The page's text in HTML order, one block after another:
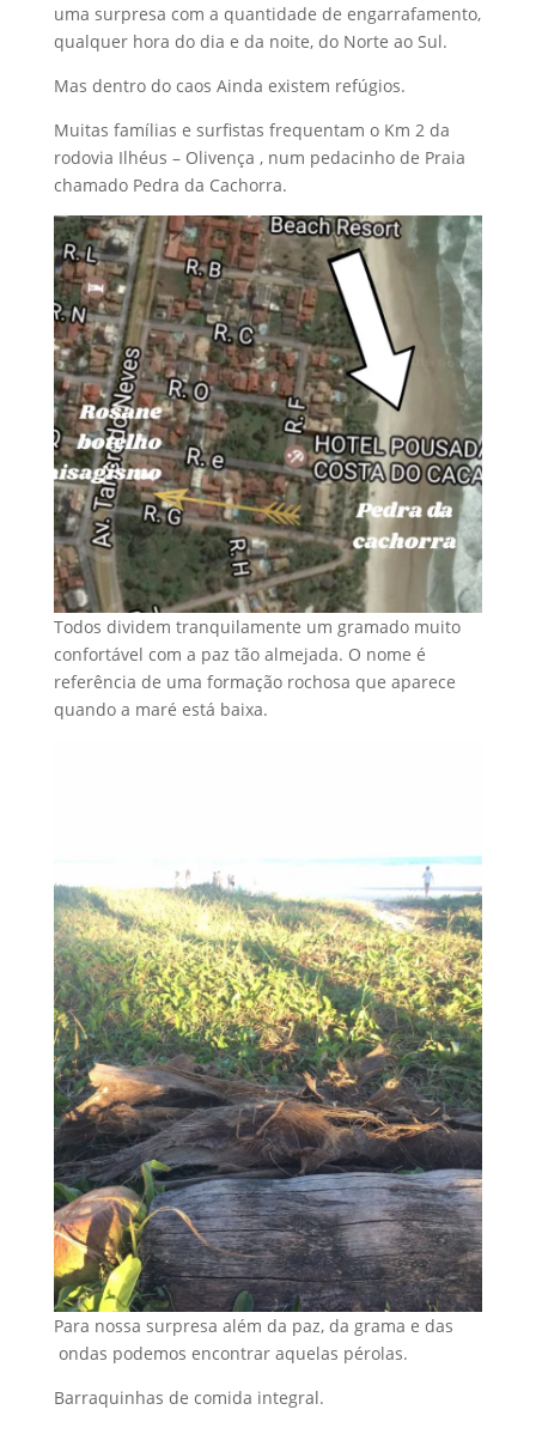
uma surpresa com a quantidade de engarrafamento,
qualquer hora do dia e da noite, do Norte ao Sul.
Mas dentro do caos Ainda existem refúgios.
Muitas famílias e surfistas frequentam o Km 2 da
rodovia Ilhéus – Olivença , num pedacinho de Praia
chamado Pedra da Cachorra.
Todos dividem tranquilamente um gramado muito
confortável com a paz tão almejada. O nome é
referência de uma formação rochosa que aparece
quando a maré está baixa.
Para nossa surpresa além da paz, da grama e das
ondas podemos encontrar aquelas pérolas.
Barraquinhas de comida integral.